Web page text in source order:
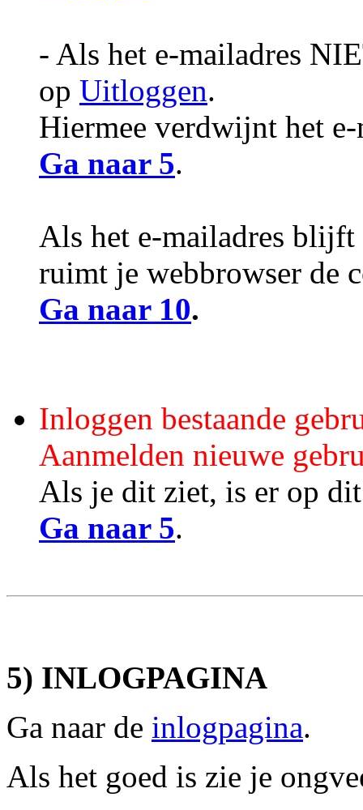
- Als het e-mailadres
op Uitloggen.
Hiermee verdwijnt het e-
Ga naar 5.
Als het e-mailadres blijft
ruimt je webbrowser de
Ga naar 10.
Inloggen bestaande
Aanmelden nieuwe
Als je dit ziet, is er op
Ga naar 5.
5) INLOGPAGINA
Ga naar de inlogpagina.
Als het goed is zie je